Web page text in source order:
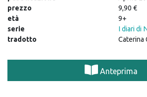
prezzo
9,90 €
età
9+
serie
I diari di
tradotto
Caterina
Anteprima